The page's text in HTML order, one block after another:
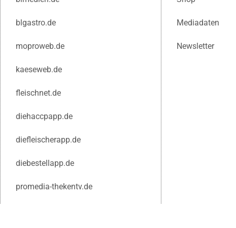
blgastro.de
moproweb.de
kaeseweb.de
fleischnet.de
diehaccpapp.de
diefleischerapp.de
diebestellapp.de
promedia-thekentv.de
Mediadaten
Newsletter